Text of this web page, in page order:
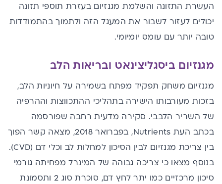
העשרת התזונה והשלמת מגנזיום בעזרת תוספי תזונה
יכולים לעזור לשבור את המעגל הזה ולתמוך בהתמודדות
טובה יותר עם עומס יומיומי.
מגנזיום ביסגליצינאט ובריאות הלב
מגנזיום משחק תפקיד מפתח בשמירה על חיוניות הלב,
בזכות מעורבותו הישירה בתהליכי ההתכווצות וההרפיה
של השריר הלבבי. סקירה מדעית רחבה שפורסמה
בכתב העת Nutrients, בפברואר 2018, מצאה קשר הפוך
בין צריכת מגנזיום לבין הסיכון למחלות לב וכלי דם (CVD).
בנוסף מצאו כי צריכה גבוהה של המינרל מפחיתה גורמי
סיכון מרכזיים כמו יתר לחץ דם
, סוכרת סוג 2 ותסמונת